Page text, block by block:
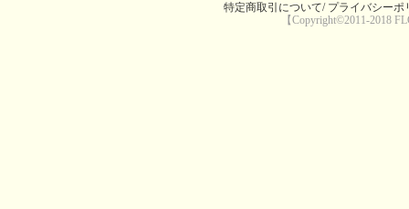
特定商取引について/ プライバシーポ
【Copyright©2011-2018